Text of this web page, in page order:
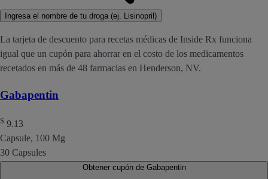
Ingresa el nombre de tu droga (ej. Lisinopril)
La tarjeta de descuento para recetas médicas de Inside Rx funciona
igual que un cupón para ahorrar en el costo de los medicamentos
recetados en más de 48 farmacias en Henderson, NV.
Gabapentin
$ 9.13
Capsule, 100 Mg
30 Capsules
Obtener cupón de Gabapentin